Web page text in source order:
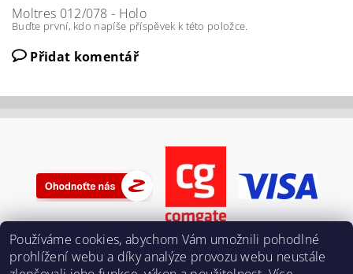
Moltres 012/078 - Holo
Buďte první, kdo napíše příspěvek k této položce.
Přidat komentář
Používáme cookies, abychom Vám umožnili pohodlné
prohlížení webu a díky analýze provozu webu neustále